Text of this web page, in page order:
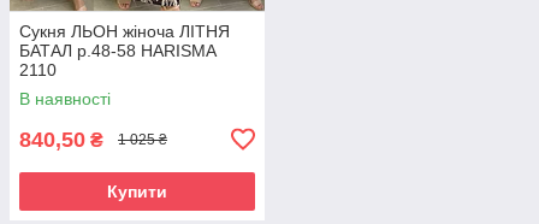
Сукня ЛЬОН жіноча ЛІТНЯ
БАТАЛ р.48-58 HARISMA
2110
В наявності
840,50 ₴ 1 025 ₴
Купити